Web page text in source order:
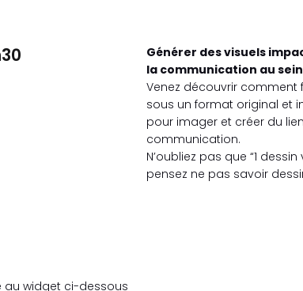
Générer des visuels
la communication au
Venez découvrir comment
sous un format original et
pour imager et créer du
communication.
N’oubliez pas que “1
pensez ne pas savoir
au widget ci-dessous